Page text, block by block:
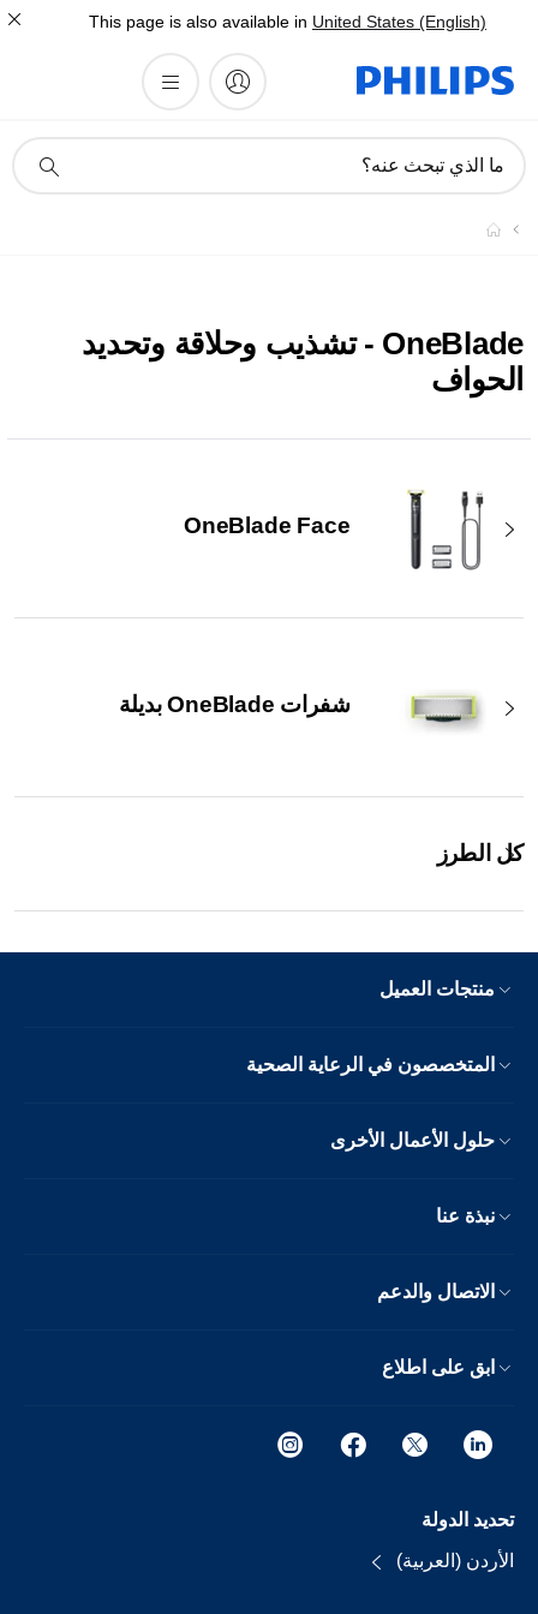
This page is also available in United States (English)
دعم
ما الذي تبحث عنه؟
OneBlade - تشذيب وحلاقة وتحديد
الحواف
OneBlade Face
شفرات OneBlade بديلة
كل الطرز
منتجات العميل
المتخصصون في الرعاية الصحية
حلول الأعمال الأخرى
نبذة عنا
الاتصال والدعم
ابق على اطلاع
تحديد الدولة
الأردن (العربية)